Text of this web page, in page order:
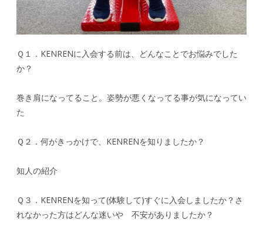
Ｑ１．KENRENに入会する前は、どんなことでお悩みでした
か？
巻き肩になってること。姿勢が悪くなってる事が気になってい
た
Ｑ２．何がきっかけで、KENRENを知りましたか？
知人の紹介
Ｑ３．KENRENを知って(体験して)すぐに入会しましたか？さ
れなかった方はどんな迷いや 不安がありましたか？